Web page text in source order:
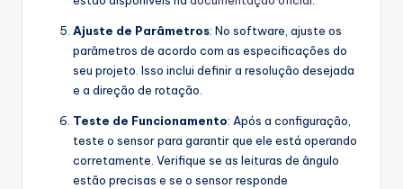
Ajuste de Parâmetros: No software, ajuste os
parâmetros de acordo com as especificações do
seu projeto. Isso inclui definir a resolução desejada
e a direção de rotação.
Teste de Funcionamento: Após a configuração,
teste o sensor para garantir que ele está operando
corretamente. Verifique se as leituras de ângulo
estão precisas e se o sensor responde